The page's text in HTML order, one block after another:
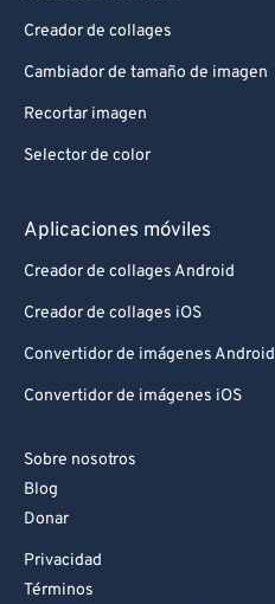
Creador de collages
Cambiador de tamaño de imagen
Recortar imagen
Selector de color
Aplicaciones móviles
Creador de collages Android
Creador de collages iOS
Convertidor de imágenes Android
Convertidor de imágenes iOS
Sobre nosotros
Blog
Donar
Privacidad
Términos